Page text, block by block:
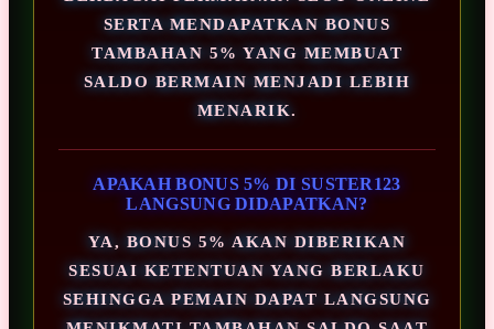
SERTA MENDAPATKAN BONUS
TAMBAHAN 5% YANG MEMBUAT
SALDO BERMAIN MENJADI LEBIH
MENARIK.
APAKAH BONUS 5% DI SUSTER123
LANGSUNG DIDAPATKAN?
YA, BONUS 5% AKAN DIBERIKAN
SESUAI KETENTUAN YANG BERLAKU
SEHINGGA PEMAIN DAPAT LANGSUNG